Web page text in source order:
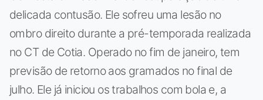
delicada contusão. Ele sofreu uma lesão no
ombro direito durante a pré-temporada realizada
no CT de Cotia. Operado no fim de janeiro, tem
previsão de retorno aos gramados no final de
julho. Ele já iniciou os trabalhos com bola e, a